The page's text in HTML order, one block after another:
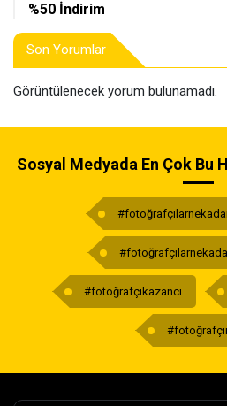
%50 İndirim
Son Yorumlar
Görüntülenecek yorum bulunamadı.
Sosyal Medyada En Çok Bu
#fotoğrafçıkazancı